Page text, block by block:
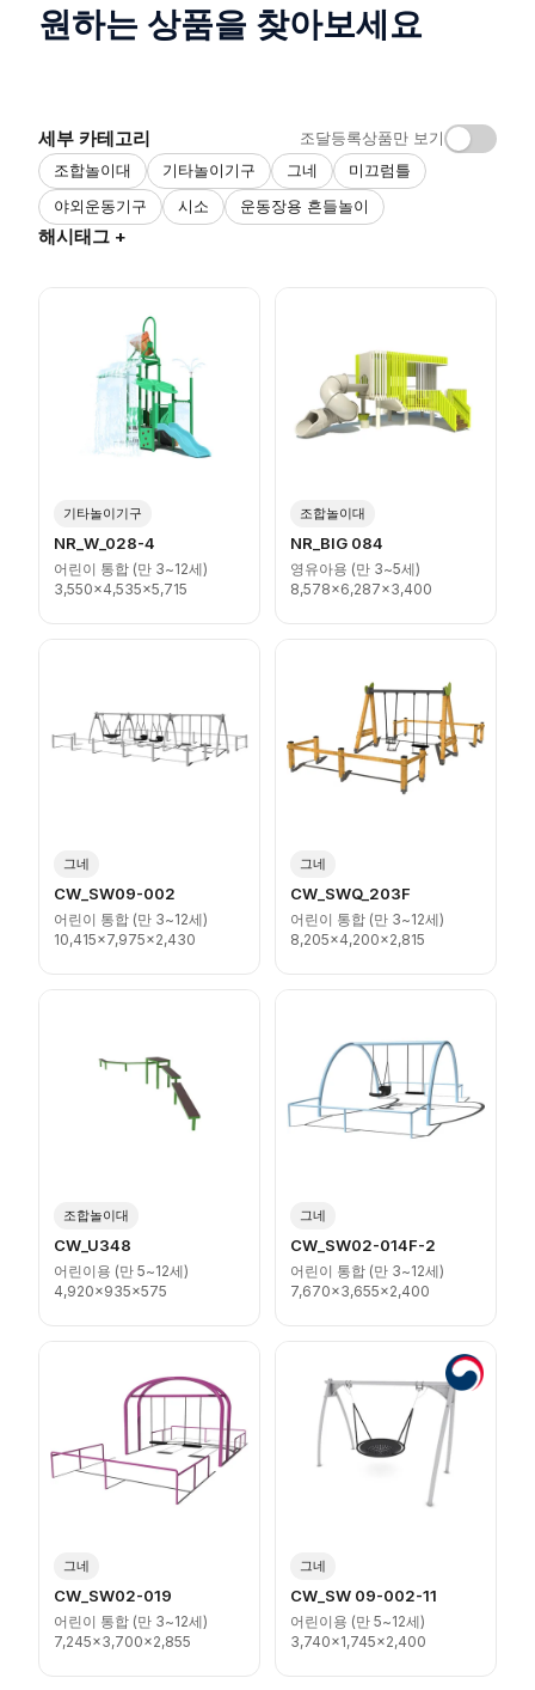
원하는 상품을 찾아보세요
세부 카테고리 조달등록상품만 보기
조합놀이대 기타놀이기구 그네
미끄럼틀
야외운동기구
시소 운동장용 흔들놀이
해시태그 +
기타놀이기구
NR_W_028-4
어린이 통합 (만 3~12세)
3,550x4,535x5,715
조합놀이대
NR_BIG 084
영유아용 (만 3~5세)
8,578x6,287x3,400
그네
CW_SW09-002
어린이 통합 (만 3~12세)
10,415x7,975x2,430
그네
CW_SWQ_203F
어린이 통합 (만 3~12세)
8,205x4,200x2,815
조합놀이대
CW_U348
어린이용 (만 5~12세)
4,920x935x575
그네
CW_SW02-014F-2
어린이 통합 (만 3~12세)
7,670x3,655x2,400
그네
CW_SW02-019
어린이 통합 (만 3~12세)
7,245x3,700x2,855
그네
CW_SW 09-002-11
어린이용 (만 5~12세)
3,740x1,745x2,400